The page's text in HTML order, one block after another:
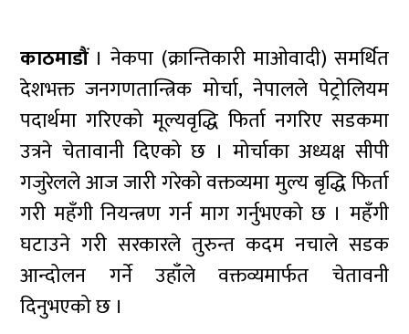
काठमाडौं। नेकपा (क्रान्तिकारी माओवादी) समर्थित
देशभक्त जनगणतान्त्रिक मोर्चा, नेपालले पेट्रोलियम
पदार्थमा गरिएको मूल्यवृद्धि फिर्ता नगरिए सडकमा
उत्रने चेतावानी दिएको छ । मोर्चाका अध्यक्ष सीपी
गजुरेलले आज जारी गरेको वक्तव्यमा मुल्य बृद्धि फिर्ता
गरी महँगी नियन्त्रण गर्न माग गर्नुभएको छ । महँगी
घटाउने गरी सरकारले तुरुन्त कदम नचाले सडक
आन्दोलन गर्ने उहाँले वक्तव्यमार्फत चेतावनी
दिनुभएको छ ।